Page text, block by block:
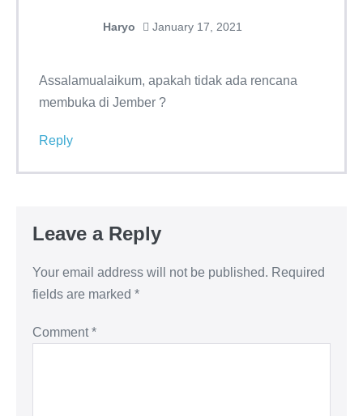
Haryo January 17, 2021
Assalamualaikum, apakah tidak ada rencana
membuka di Jember ?
Reply
Leave a Reply
Your email address will not be published. Required
fields are marked *
Comment*